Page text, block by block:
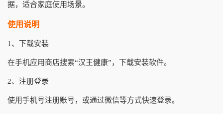
据，适合家庭使用场景。
使用说明
1、下载安装
在手机应用商店搜索“汉王健康”，下载安装软件。
2、注册登录
使用手机号注册账号，或通过微信等方式快速登录。